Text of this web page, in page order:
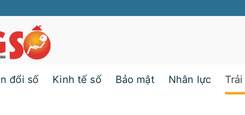
đổi số Kinh tế số Bảo mật Nhân lực